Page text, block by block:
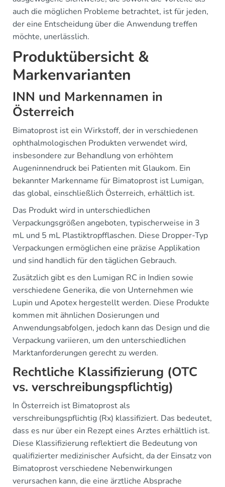
auch die möglichen Probleme betrachtet, ist für jeden,
der eine Entscheidung über die Anwendung treffen
möchte, unerlässlich.
Produktübersicht &
Markenvarianten
INN und Markennamen in
Österreich
Bimatoprost ist ein Wirkstoff, der in verschiedenen
ophthalmologischen Produkten verwendet wird,
insbesondere zur Behandlung von erhöhtem
Augeninnendruck bei Patienten mit Glaukom. Ein
bekannter Markenname für Bimatoprost ist Lumigan,
das global, einschließlich Österreich, erhältlich ist.
Das Produkt wird in unterschiedlichen
Verpackungsgrößen angeboten, typischerweise in 3
mL und 5 mL Plastiktropfflaschen. Diese Dropper-Typ
Verpackungen ermöglichen eine präzise Applikation
und sind handlich für den täglichen Gebrauch.
Zusätzlich gibt es den Lumigan RC in Indien sowie
verschiedene Generika, die von Unternehmen wie
Lupin und Apotex hergestellt werden. Diese Produkte
kommen mit ähnlichen Dosierungen und
Anwendungsabfolgen, jedoch kann das Design und die
Verpackung variieren, um den unterschiedlichen
Marktanforderungen gerecht zu werden.
Rechtliche Klassifizierung (OTC
vs. verschreibungspflichtig)
In Österreich ist Bimatoprost als
verschreibungspflichtig (Rx) klassifiziert. Das bedeutet,
dass es nur über ein Rezept eines Arztes erhältlich ist.
Diese Klassifizierung reflektiert die Bedeutung von
qualifizierter medizinischer Aufsicht, da der Einsatz von
Bimatoprost verschiedene Nebenwirkungen
verursachen kann, die eine ärztliche Absprache